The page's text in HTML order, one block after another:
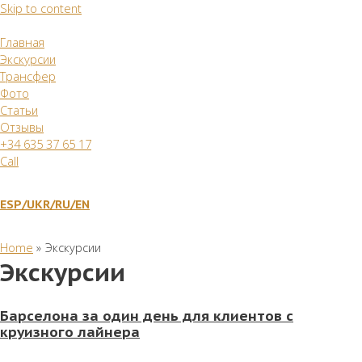
Skip to content
Главная
Экскурсии
Трансфер
Фото
Статьи
Отзывы
+34 635 37 65 17
Call
ESP/UKR/RU/EN
Home Экскурсии
Экскурсии
Барселона за один день для клиентов с
круизного лайнера